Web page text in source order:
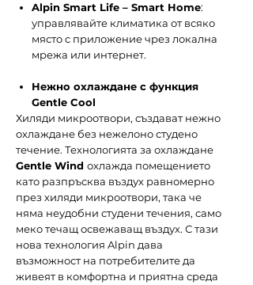
Alpin Smart Life – Smart Home:
управлявайте климатика от всяко
място с приложение чрез локална
мрежа или интернет.
Нежно охлаждане с функция
Gentle Cool
Хиляди микроотвори, създават нежно
охлаждане без нежелоно студено
течение. Технологията за охлаждане
Gentle Wind охлажда помещението
като разпръсква въздух равномерно
през хиляди микроотвори, така че
няма неудобни студени течения, само
меко течащ освежаващ въздух. С тази
нова технология Alpin дава
възможност на потребителите да
живеят в комфортна и приятна среда